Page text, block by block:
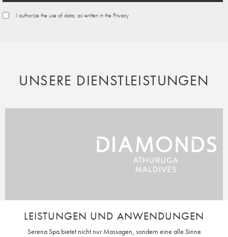
I authorize the use of data, as written in the Privacy
UNSERE DIENSTLEISTUNGEN
LEISTUNGEN UND ANWENDUNGEN
Serena Spa bietet nicht nur Massagen, sondern eine alle Sinne